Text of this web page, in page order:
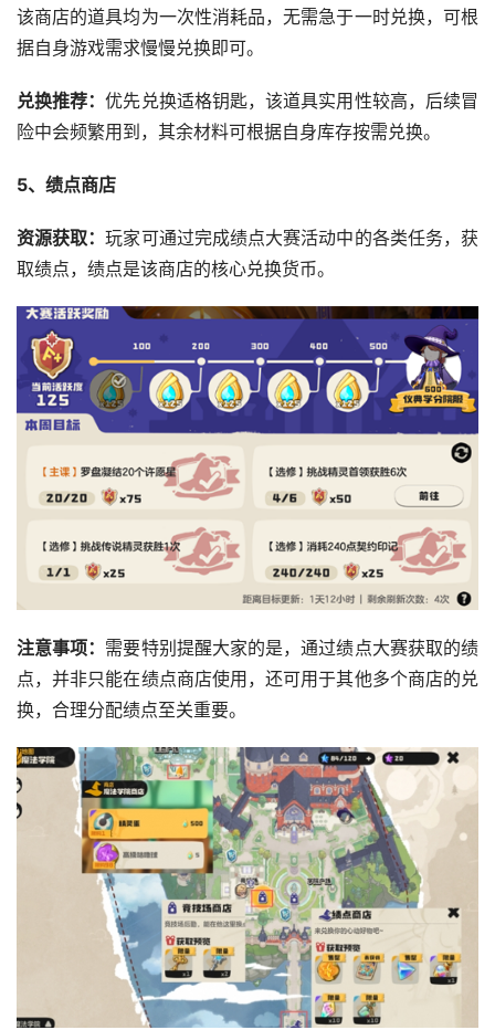
该商店的道具均为一次性消耗品，无需急于一时兑换，可根
据自身游戏需求慢慢兑换即可。
兑换推荐：优先兑换适格钥匙，该道具实用性较高，后续冒
险中会频繁用到，其余材料可根据自身库存按需兑换。
5、绩点商店
资源获取：玩家可通过完成绩点大赛活动中的各类任务，获
取绩点，绩点是该商店的核心兑换货币。
注意事项： 需要特别提醒大家的是，通过绩点大赛获取的绩
点，并非只能在绩点商店使用，还可用于其他多个商店的兑
换，合理分配绩点至关重要。